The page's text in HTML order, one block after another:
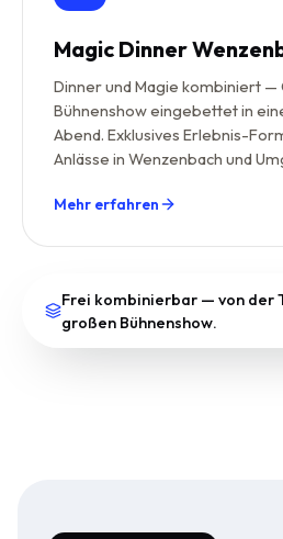
Magic Dinner
Dinner und Magie kombiniert —
Bühnenshow eingebettet in
Abend. Exklusives Erlebnis-
Anlässe in Wenzenbach und
Mehr erfahren
Frei kombinierbar — von der
großen Bühnenshow.